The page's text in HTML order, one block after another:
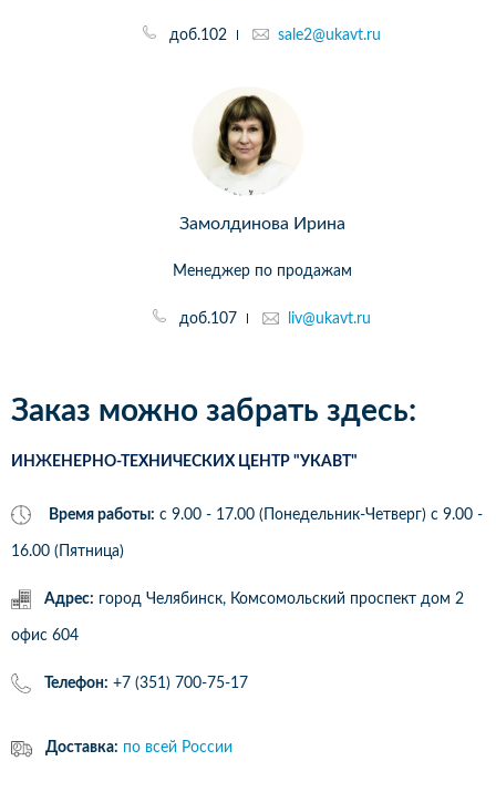
доб.102 sale2@ukavt.ru
Замолдинова Ирина
Менеджер по продажам
доб.107 liv@ukavt.ru
Заказ можно забрать здесь:
ИНЖЕНЕРНО-ТЕХНИЧЕСКИХ ЦЕНТР "УКАВТ"
Время работы: с 9.00 - 17.00 (Понедельник-Четверг) c 9.00 -
16.00 (Пятница)
Адрес: город Челябинск, Комсомольский проспект дом 2
офис 604
Телефон: +7 (351) 700-75-17
Доставка: по всей России